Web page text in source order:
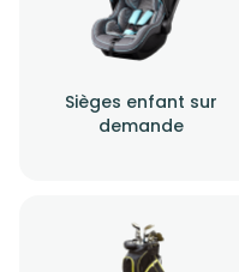
Sièges enfant sur
demande